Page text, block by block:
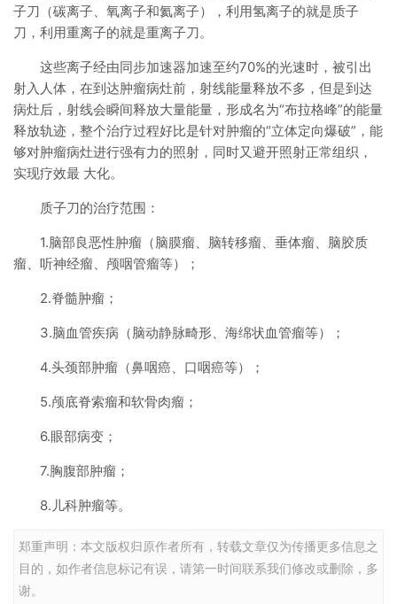
子刀（碳离子、氧离子和氦离子），利用氢离子的就是质子
刀，利用重离子的就是重离子刀。
这些离子经由同步加速器加速至约70%的光速时，被引出
射入人体，在到达肿瘤病灶前，射线能量释放不多，但是到达
病灶后，射线会瞬间释放大量能量，形成名为“布拉格峰”的能量
释放轨迹，整个治疗过程好比是针对肿瘤的“立体定向爆破”，能
够对肿瘤病灶进行强有力的照射，同时又避开照射正常组织，
实现疗效最 大化。
质子刀的治疗范围：
1.脑部良恶性肿瘤（脑膜瘤、脑转移瘤、垂体瘤、脑胶质
瘤、听神经瘤、颅咽管瘤等）；
2.脊髓肿瘤；
3.脑血管疾病（脑动静脉畸形、海绵状血管瘤等）；
4.头颈部肿瘤（鼻咽癌、口咽癌等）；
5.颅底脊索瘤和软骨肉瘤；
6.眼部病变；
7.胸腹部肿瘤；
8.儿科肿瘤等。
郑重声明：本文版权归原作者所有，转载文章仅为传播更多信息之
目的，如作者信息标记有误，请第一时间联系我们修改或删除，多
谢。